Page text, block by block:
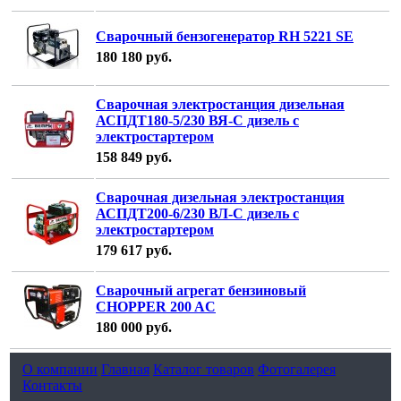
Сварочный бензогенератор RH 5221 SE
180 180 руб.
Сварочная электростанция дизельная
АСПДТ180-5/230 ВЯ-С дизель с
электростартером
158 849 руб.
Сварочная дизельная электростанция
АСПДT200-6/230 ВЛ-С дизель с
электростартером
179 617 руб.
Сварочный агрегат бензиновый
CHOPPER 200 AC
180 000 руб.
О компании Главная Каталог товаров Фотогалерея
Контакты